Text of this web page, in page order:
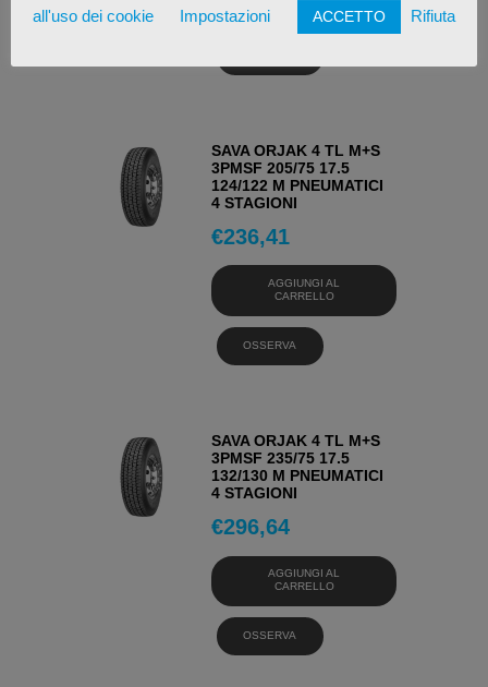
SAVA ORJAK 4 TL M+S
3PMSF 205/75 17.5
124/122 M PNEUMATICI
4 STAGIONI
€236,41
AGGIUNGI AL
CARRELLO
OSSERVA
SAVA ORJAK 4 TL M+S
3PMSF 235/75 17.5
132/130 M PNEUMATICI
4 STAGIONI
€296,64
AGGIUNGI AL
CARRELLO
OSSERVA
all'uso dei cookie
Impostazioni ACCETTO Rifiuta